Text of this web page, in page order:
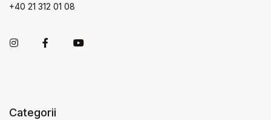
+40 21 312 01 08
Categorii